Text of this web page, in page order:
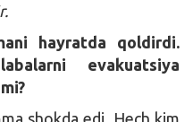
hayratda qoldirdi.
evakuatsiya
shokda edi. Hech kim